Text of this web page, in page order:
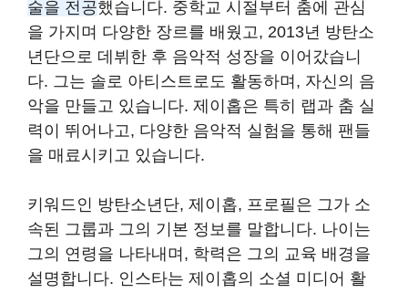
술을 전공했습니다. 중학교 시절부터 춤에 관심
을 가지며 다양한 장르를 배웠고, 2013년 방탄소
년단으로 데뷔한 후 음악적 성장을 이어갔습니
다. 그는 솔로 아티스트로도 활동하며, 자신의 음
악을 만들고 있습니다. 제이홉은 특히 랩과 춤 실
력이 뛰어나고, 다양한 음악적 실험을 통해 팬들
을 매료시키고 있습니다.
키워드인 방탄소년단, 제이홉, 프로필은 그가 소
속된 그룹과 그의 기본 정보를 말합니다. 나이는
그의 연령을 나타내며, 학력은 그의 교육 배경을
설명합니다. 인스타는 제이홉의 소셜 미디어 활